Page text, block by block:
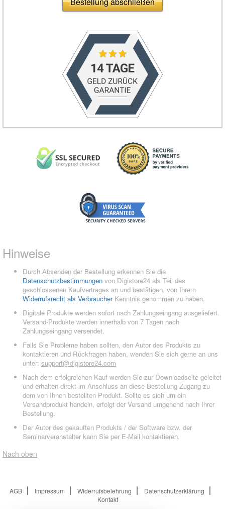
Hinweise
Durch Absenden der Bestellung erkennen Sie die
Datenschutzbestimmungen von Digistore24 als Teil des
geschlossenen Kaufvertrages an und bestätigen, von Ihrem
Widerrufsrecht als VerbraucherKenntnis genommen zu haben.
Digitale Produkte werden sofort nach Zahlungseingang ausgeliefert.
Versand-Produkte werden innerhalb von 7 Tagen nach
Zahlungseingang versendet.
Falls Sie Probleme haben sollten, den Autor des Produkts zu
kontaktieren und Rückfragen haben, wenden Sie sich gerne an uns
unter: support@digistore24.com
Nach dem erfolgreichen Kauf werden Sie zur Downloadseite geleitet
und erhalten direkt im Anschluss an diese Bestellung Zugang zu
dem von Ihnen bestellten Produkt. Sollte es sich um ein
Versandprodukt handeln, erfolgt der Versand umgehend nach Ihrer
Bestellung.
Der Autor des gekauften Produkts / der Software bzw. der
Seminarveranstalter kann Sie per E-Mail kontaktieren.
Nach oben
AGB Impressum Widerrufsbelehrung
Datenschutzerklärung
Kontakt